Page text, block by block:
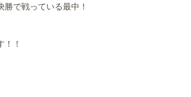
で戦っている最中！
！